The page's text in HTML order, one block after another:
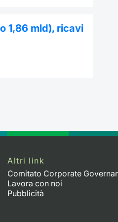
1,86 mld), ricavi
Altri link
Comitato Corporate
Lavora con noi
Pubblicità